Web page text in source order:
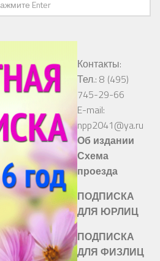
Контакты:
Тел.: 8 (495)
745-29-66
E-mail:
npp2041@ya.ru
Об издании
Схема
проезда
ПОДПИСКА
ДЛЯ ЮРЛИЦ
ПОДПИСКА
ДЛЯ ФИЗЛИЦ